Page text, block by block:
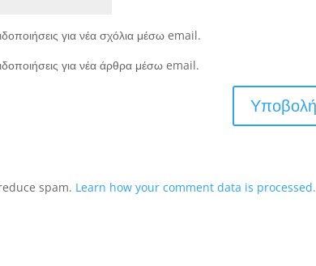
για νέα σχόλια μέσω email.
για νέα άρθρα μέσω email.
spam. Learn how your comment data is processed.